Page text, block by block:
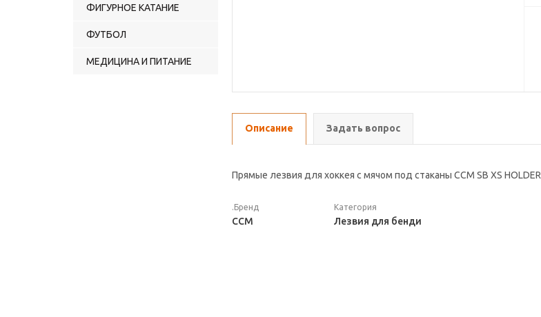
ФИГУРНОЕ КАТАНИЕ
ФУТБОЛ
МЕДИЦИНА И ПИТАНИЕ
Описание Задать вопрос
Прямые лезвия для хоккея с мячом под стаканы CCM SB XS HOLDER
.Бренд
CCM
Категория
Лезвия для бенди